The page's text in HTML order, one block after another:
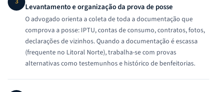
Levantamento e organização da prova de posse
O advogado orienta a coleta de toda a documentação que
comprova a posse: IPTU, contas de consumo, contratos, fotos,
declarações de vizinhos. Quando a documentação é escassa
(frequente no Litoral Norte), trabalha-se com provas
alternativas como testemunhos e histórico de benfeitorias.